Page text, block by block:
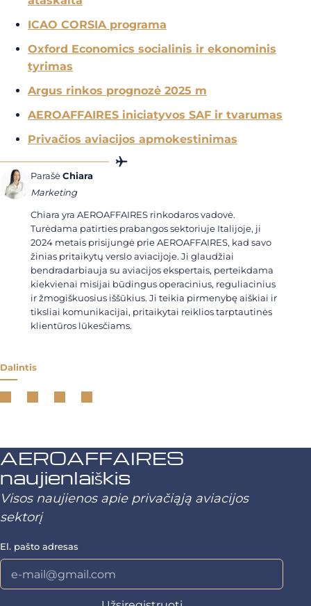
ICAO CORSIA programa
Oxford Economics socialinis ir ekonominis
tyrimas
Argus rinkos prognozė 2025 m
AEROAFFAIRES iniciatyvos SAF ir tvarumas
Privačios aviacijos apmokestinimas
ParašėChiara
Marketing
Chiara yra AEROAFFAIRES rinkodaros vadovė.
Turėdama patirties prabangos sektoriuje Italijoje, ji
2024 metais prisijungė prie AEROAFFAIRES, kad savo
žinias pritaikytų verslo aviacijoje. Ji glaudžiai
bendradarbiauja su aviacijos ekspertais, perteikdama
kiekvienai misijai būdingus operacinius, reguliacinius
ir žmogiškuosius iššūkius. Ji teikia pirmenybę aiškiai ir
tiksliai komunikacijai, pritaikytai reiklios tarptautinės
klientūros lūkesčiams.
Dalintis
AEROAFFAIRES
naujienlaiškis
Visos naujienos apie privačiąją aviacijos
sektorį
El. pašto adresas